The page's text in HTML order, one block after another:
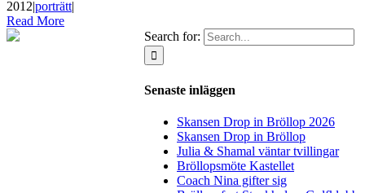
2012|porträtt|
Read More
Search for:
Senaste inläggen
Skansen Drop in Bröllop 2026
Skansen Drop in Bröllop
Julia & Shamal väntar tvillingar
Bröllopsmöte Kastellet
Coach Nina gifter sig